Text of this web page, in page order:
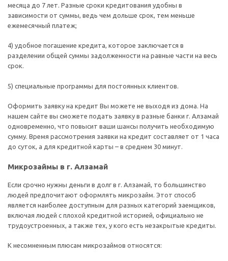
месяца до 7 лет. Разные сроки кредитования удобны в
зависимости от суммы, ведь чем дольше срок, тем меньше
ежемесячный платеж;
4) удобное погашение кредита, которое заключается в
разделении общей суммы задолженности на равные части на весь
срок.
5) специальные программы для постоянных клиентов.
Оформить заявку на кредит Вы можете не выходя из дома. На
нашем сайте вы сможете подать заявку в разные банки г. Алзамай
одновременно, что повысит ваши шансы получить необходимую
сумму. Время рассмотрения заявки на кредит составляет от 1 часа
до суток, а для кредитной карты – в среднем 30 минут.
Микрозаймы в г. Алзамай
Если срочно нужны деньги в долг в г. Алзамай, то большинство
людей предпочитают оформлять микрозайм. Этот способ
является наиболее доступным для разных категорий заемщиков,
включая людей с плохой кредитной историей, официально не
трудоустроенных, а также тех, у кого есть незакрытые кредиты.
К несомненным плюсам микрозаймов относятся: